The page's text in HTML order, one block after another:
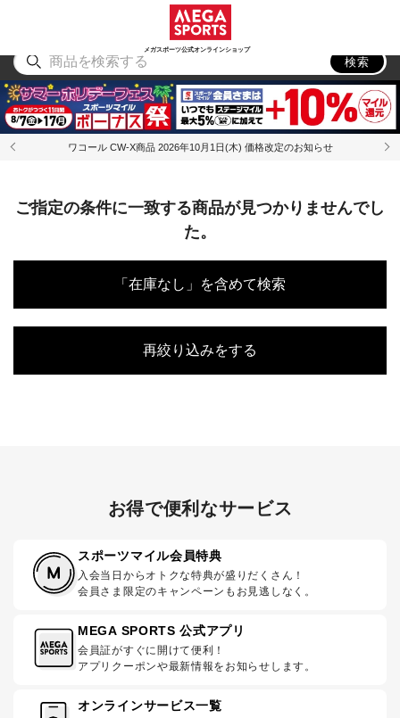
メガスポーツ公式オンラインショップ
アウトドア
検索
ワコール CW-X商品 2026年10月1日(木) 価格改定のお知らせ
ご指定の条件に一致する商品が見つかりませんでし
た。
「在庫なし」を含めて検索
再絞り込みをする
お得で便利なサービス
スポーツマイル会員特典
入会当日からオトクな特典が盛りだくさん！
会員さま限定のキャンペーンもお見逃しなく。
MEGA SPORTS 公式アプリ
会員証がすぐに開けて便利！
アプリクーポンや最新情報をお知らせします。
オンラインサービス一覧